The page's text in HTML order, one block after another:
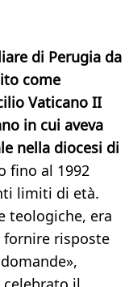
di Perugia da
come
Vaticano II
in cui aveva
nella diocesi di
fino al 1992
limiti di età.
teologiche, era
fornire risposte